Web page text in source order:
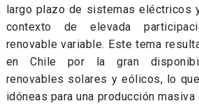
largo plazo de sistemas eléctricos
contexto de elevada
renovable variable. Este tema
en Chile por la gran
renovables solares y eólicos, lo
idóneas para una producción